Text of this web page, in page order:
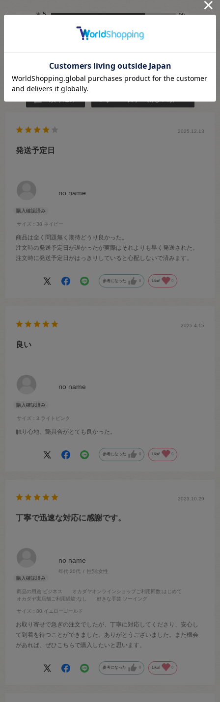
★5 (9)
★2 (0)
no name
サイズ：38.ネイビー
2025.12.13
発送予定日
商品は全く問題無く期待どうり良かった。
注文時の発送予定日が遅かったが実際はそれよりも早く発送された。
注文時に発送予定日がはっきりしていると心配しないで済みます。
参考になった 0 Like! 0
no name
サイズ：3.ライトピンク
2025.4.15
良い
触り心地、艶具合がとても良かった。
参考になった 0 Like! 0
no name
年代:20代 性別:女性
商品の用途:ビジネス オカダヤオンラインショップご利用回数:はじめて
オカダヤ実店舗ご利用経験:なし 好きな手芸:ソーイング
サイズ：80.イエローゴールド
2023.10.29
丁寧で迅速な対応に感謝です。
お取り寄せで急ぎの注文でしたが、丁寧に対応してくださり、安心し
て到着を待つことができました。ありがとうございました。また機会
があれば、ぜひこちらで購入したいと思います。
参考になった 0 Like! 0